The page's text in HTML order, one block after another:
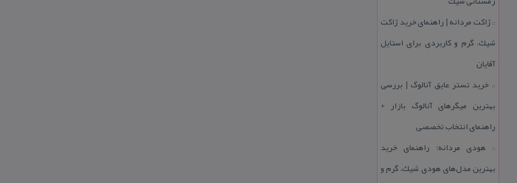
::ژاكت مردانه | راهنمای خرید ژاكت
شیك، گرم و كاربردی برای استایل
آقایان
:: خرید تستر عایق آنالوگ | بررسی
بهترین میگرهای آنالوگ بازار +
راهنمای انتخاب تخصصی
:: هودی مردانه؛ راهنمای خرید
بهترین مدل‌های هودی شیك، گرم و